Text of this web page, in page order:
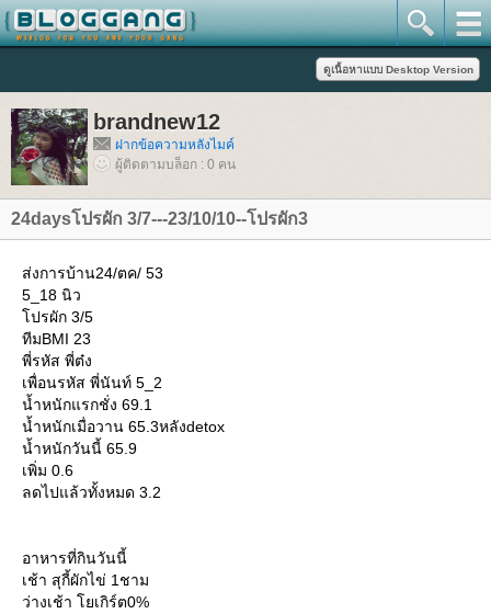
brandnew12
ฝากข้อความหลังไมค์
ผู้ติดตามบล็อก : 0 คน
24daysโปรผัก 3/7---23/10/10--โปรผัก3
ส่งการบ้าน24/ตค/ 53
5_18 นิว
ปรผัก 3/5
ทีมBMI 23
พี่รหัส พี่ต๋ง
เพื่อนรหัส พี่นันท์ 5_2
น้ำหนักแรกชั่ง 69.1
น้ำหนักเมื่อวาน 65.3หลังdetox
น้ำหนักวันนี้ 65.9
เพิ่ม 0.6
ลดไปแล้วทั้งหมด 3.2
อาหารที่กินวันนี้
เช้า สุกี้ผักไข่ 1ชาม
ว่างเช้า โยเกิร์ต0%